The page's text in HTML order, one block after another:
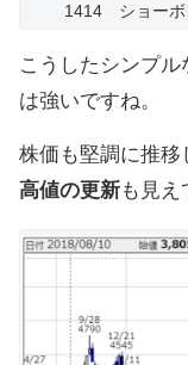
1414 ショーボ
こうしたシンプ
は強いですね。
株価も堅調に推移
高値の更新も見え